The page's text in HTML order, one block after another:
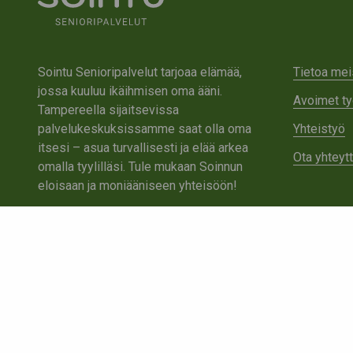
Sointu Senioripalvelut tarjoaa elämää,
jossa kuuluu ikäihmisen oma ääni.
Tampereella sijaitsevissa
palvelukeskuksissamme saat olla oma
itsesi – asua turvallisesti ja elää arkea
omalla tyylilläsi. Tule mukaan Soinnun
eloisaan ja moniääniseen yhteisöön!
Tietoa
Avoimet
Yhteistyö
Ota